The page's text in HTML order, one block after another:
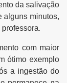
da salivação
alguns minutos,
com maior
ótimo exemplo
a ingestão do